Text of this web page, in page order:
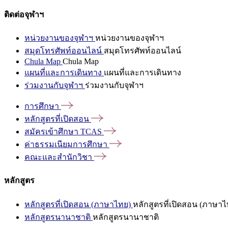
ติดต่อจุฬาฯ
หน่วยงานของจุฬาฯ หน่วยงานของจุฬาฯ
สมุดโทรศัพท์ออนไลน์ สมุดโทรศัพท์ออนไลน์
Chula Map Chula Map
แผนที่และการเดินทาง แผนที่และการเดินทาง
ร่วมงานกับจุฬาฯ ร่วมงานกับจุฬาฯ
การศึกษา
หลักสูตรที่เปิดสอน
สมัครเข้าศึกษา TCAS
ค่าธรรมเนียมการศึกษา
คณะและสำนักวิชา
หลักสูตร
หลักสูตรที่เปิดสอน (ภาษาไทย) หลักสูตรที่เปิดสอน (ภาษาไ
หลักสูตรนานาชาติ หลักสูตรนานาชาติ